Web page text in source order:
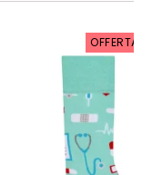
OFFERTA